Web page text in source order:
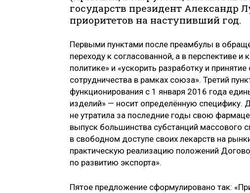
государств президент Александр
приоритетов на наступивший год.
Первыми пунктами после преамбулы в
переходу к согласованной, а в
политике» и «ускорить разработку и
сотрудничества в рамках союза». Третий
функционирования с 1 января 2016 года
изделий» — носит определённую специфику.
не утратила за последние годы свою
выпуск большинства субстанций массового
в свободном доступе своих лекарств на
практическую реализацию положений
по развитию экспорта».
Пятое предложение сформулировано так: